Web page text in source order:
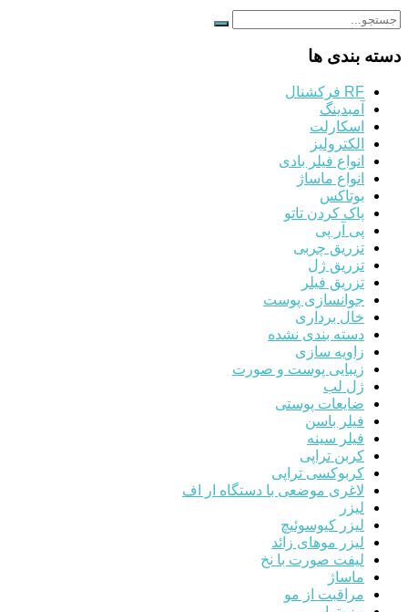
دسته بندی ها
RF فرکشنال
آمبدینگ
اسکارلت
الکترولیز
انواع فیلر بادی
انواع ماساژ
بوتاکس
پاک کردن تاتو
پی آر پی
تزریق چربی
تزریق ژل
تزریق فیلر
جوانسازی پوست
خال برداری
دسته بندی نشده
زاویه سازی
زیبایی پوست و صورت
ژل لب
ضایعات پوستی
فیلر باسن
فیلر سینه
کربن تراپی
کربوکسی تراپی
لاغری موضعی با دستگاه ار اف
لیزر
لیزر کیوسوئیچ
لیزر موهای زائد
لیفت صورت با نخ
ماساژ
مراقبت از مو